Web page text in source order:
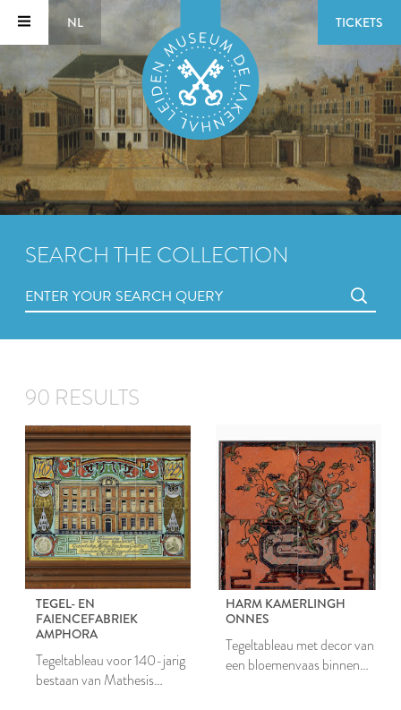
NL TICKETS
SEARCH THE COLLECTION
90 RESULTS
TEGEL- EN
FAIENCEFABRIEK
AMPHORA
Tegeltableau voor 140-jarig
bestaan van Mathesis
HARM KAMERLINGH
ONNES
Tegeltableau met decor van
een bloemenvaas binnen